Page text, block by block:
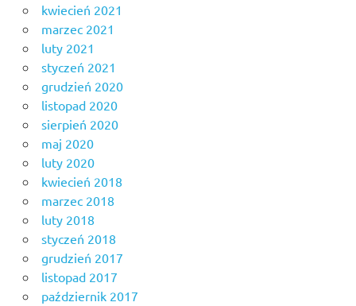
kwiecień 2021
marzec 2021
luty 2021
styczeń 2021
grudzień 2020
listopad 2020
sierpień 2020
maj 2020
luty 2020
kwiecień 2018
marzec 2018
luty 2018
styczeń 2018
grudzień 2017
listopad 2017
październik 2017